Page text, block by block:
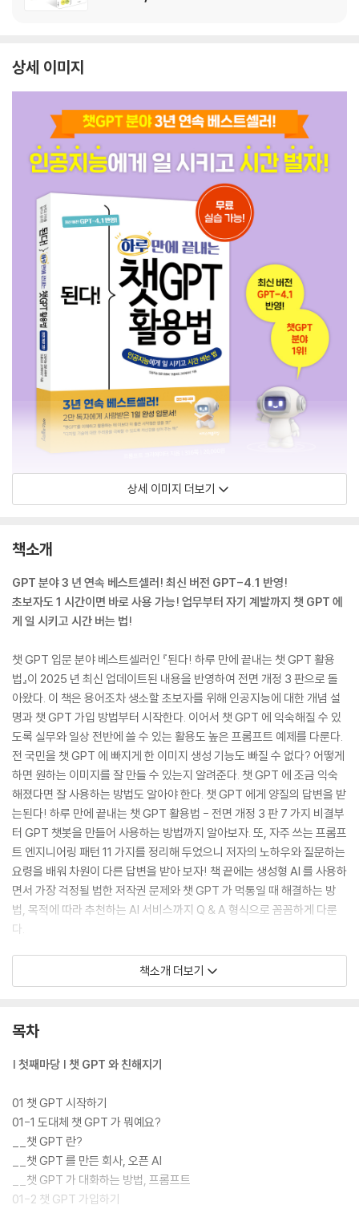
상세 이미지
상세 이미지 더보기
책소개
GPT 분야 3 년 연속 베스트셀러! 최신 버전 GPT-4.1 반영!
초보자도 1 시간이면 바로 사용 가능! 업무부터 자기 계발까지 챗 GPT 에
게 일 시키고 시간 버는 법!
챗 GPT 입문 분야 베스트셀러인 『된다! 하루 만에 끝내는 챗 GPT 활용
법』이 2025 년 최신 업데이트된 내용을 반영하여 전면 개정 3 판으로 돌
아왔다. 이 책은 용어조차 생소할 초보자를 위해 인공지능에 대한 개념 설
명과 챗 GPT 가입 방법부터 시작한다. 이어서 챗 GPT 에 익숙해질 수 있
도록 실무와 일상 전반에 쓸 수 있는 활용도 높은 프롬프트 예제를 다룬다.
전 국민을 챗 GPT 에 빠지게 한 이미지 생성 기능도 빠질 수 없다? 어떻게
하면 원하는 이미지를 잘 만들 수 있는지 알려준다. 챗 GPT 에 조금 익숙
해졌다면 잘 사용하는 방법도 알아야 한다. 챗 GPT 에게 양질의 답변을 받
는된다! 하루 만에 끝내는 챗 GPT 활용법 - 전면 개정 3 판 7 가지 비결부
터 GPT 챗봇을 만들어 사용하는 방법까지 알아보자. 또, 자주 쓰는 프롬프
트 엔지니어링 패턴 11 가지를 정리해 두었으니 저자의 노하우와 질문하는
요령을 배워 차원이 다른 답변을 받아 보자! 책 끝에는 생성형 AI 를 사용하
면서 가장 걱정될 법한 저작권 문제와 챗 GPT 가 먹통일 때 해결하는 방
법, 목적에 따라 추천하는 AI 서비스까지 Q & A 형식으로 꼼꼼하게 다룬
다.
초보자에게는 챗 GPT 에 관한 이해를 높이는 입문서가 되고, 실무자에게
는 챗 GPT 를 본격적으로 활용할 수 있는 계발서가 될 것이며, 성장을 꿈
다. 인공지능 전문 유튜버 ‘프롬프트 크리에이터’에게 배우면 챗 GPT 를
에게 일을 시키고 있는 자신을 만나보자! 이후 챗 GPT 의 최신 업데이트
책소개 더보기
목차
| 첫째마당 | 챗 GPT 와 친해지기
01 챗 GPT 시작하기
01-1 도대체 챗 GPT 가 뭐예요?
__챗 GPT 란?
__챗 GPT 를 만든 회사, 오픈 AI
__챗 GPT 가 대화하는 방법, 프롬프트
01-2 챗 GPT 가입하기